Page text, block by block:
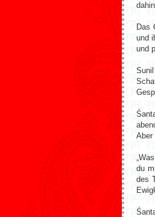
Das
und
und
Aber
du
des